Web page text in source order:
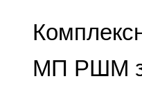
МП РШМ з